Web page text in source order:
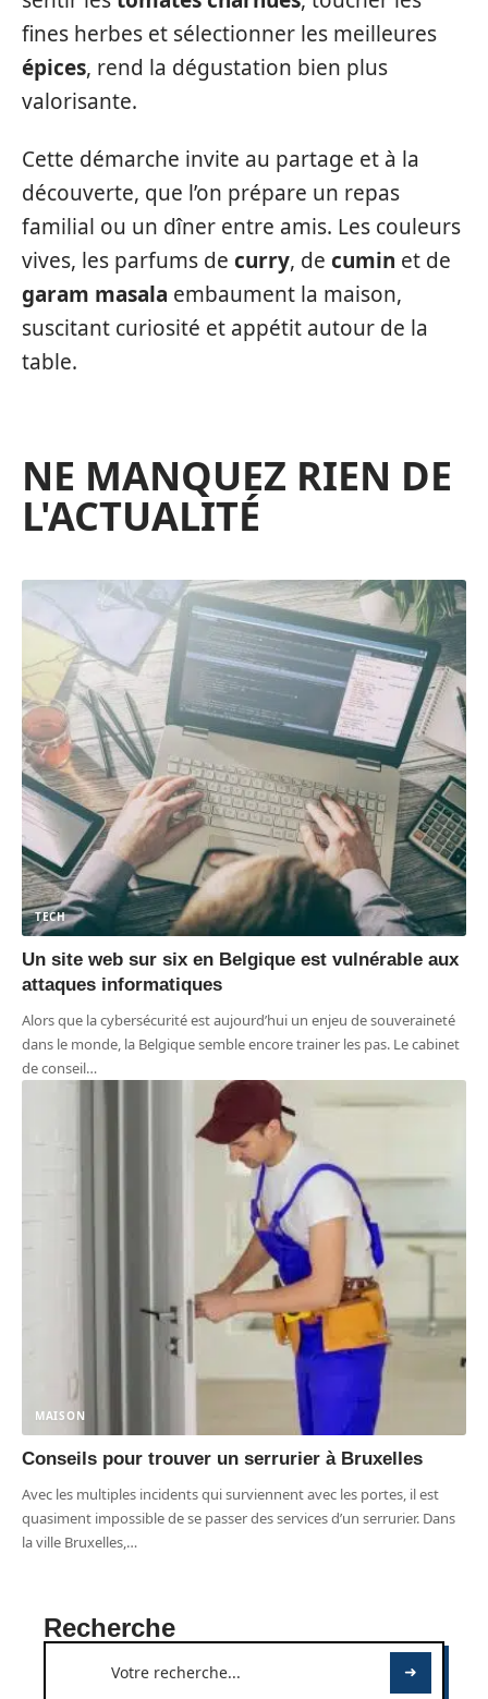
fines herbes et sélectionner les meilleures
épices, rend la dégustation bien plus
valorisante.
Cette démarche invite au partage et à la
découverte, que l’on prépare un repas
familial ou un dîner entre amis. Les couleurs
vives, les parfums de curry, de cumin et de
garam masala embaument la maison,
suscitant curiosité et appétit autour de la
table.
NE MANQUEZ RIEN DE
L'ACTUALITÉ
TECH
Un site web sur six en Belgique est vulnérable aux
attaques informatiques
Alors que la cybersécurité est aujourd’hui un enjeu de souveraineté
dans le monde, la Belgique semble encore trainer les pas. Le cabinet
de conseil…
MAISON
Conseils pour trouver un serrurier à Bruxelles
Avec les multiples incidents qui surviennent avec les portes, il est
quasiment impossible de se passer des services d’un serrurier. Dans
la ville Bruxelles,…
Recherche